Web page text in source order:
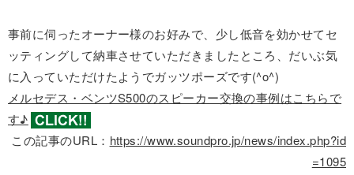
事前に伺ったオーナー様のお好みで、少し低音を効かせてセ
ッティングして納車させていただきましたところ、だいぶ気
に入っていただけたようでガッツポーズです(^o^)
メルセデス・ベンツS500のスピーカー交換の事例はこちらで
す♪
この記事のURL： https://www.soundpro.jp/news/index.php?id
=1095